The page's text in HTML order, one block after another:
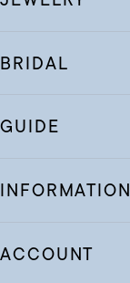
BRIDAL
GUIDE
INFORMATION
ACCOUNT